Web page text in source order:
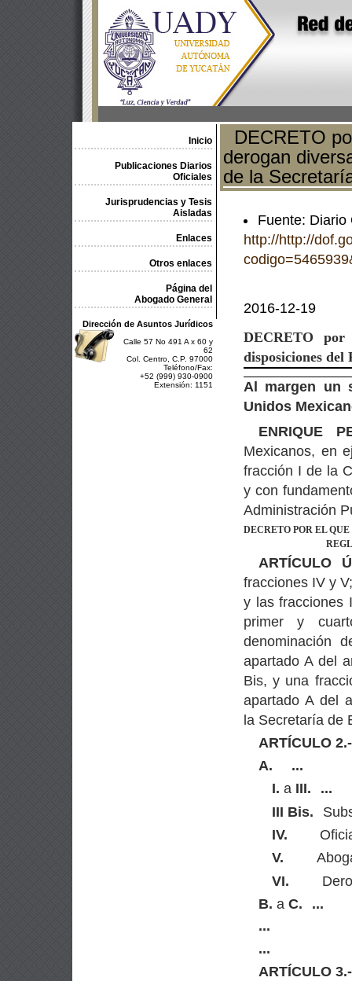
Inicio
Publicaciones Diarios
Oficiales
Jurisprudencias y Tesis
Aisladas
Enlaces
Otros enlaces
Página del
Abogado General
Dirección de Asuntos Jurídicos
Calle 57 No 491 A x 60 y
62
Col. Centro, C.P. 97000
Teléfono/Fax:
+52 (999) 930-0900
Extensión: 1151
DECRETO
derogan
de la
Fuente: Diario
http://http://
2016-12-19
DECRETO
por
disposiciones
Al margen un
Unidos
ENRIQUE
Mexicanos, en
fracción I de la
y con
Administración
DECRETO POR EL
ARTÍCULO
fracciones IV y
y las fracciones
primer y
denominación
apartado A del
Bis, y una
apartado A del
la Secretaría de
ARTÍCULO 2.-
A.
...
I. a III.
...
III Bis.
IV.
V.
VI.
B. a C.
...
...
...
ARTÍCULO 3.-